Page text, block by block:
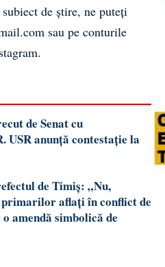
de știre, ne puteți
sau pe conturile
.
de Senat cu
USR anunță contestație la
de Timiș: „Nu,
primarilor aflați în conflict de
amendă simbolică de